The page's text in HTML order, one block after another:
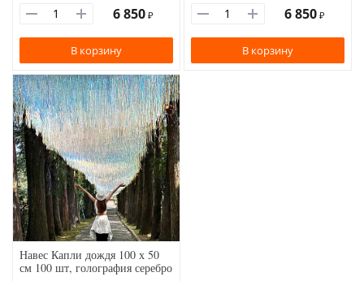
6 850 ₽
В корзину
6 850 ₽
В корзину
Навес Капли дождя 100 х 50
см 100 шт, голография серебро